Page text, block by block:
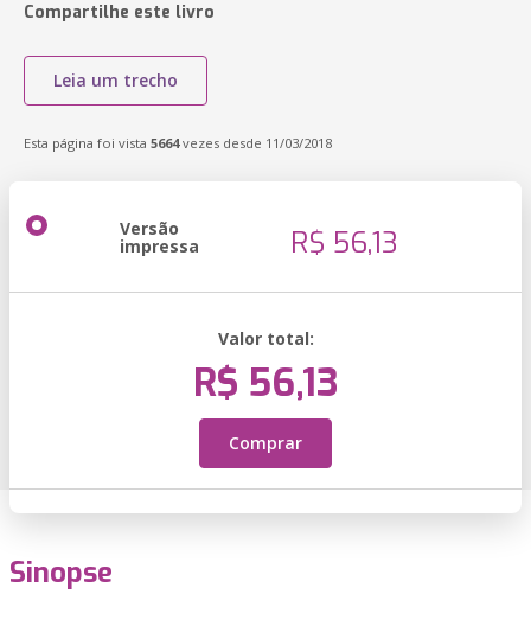
Compartilhe este livro
Leia um trecho
Esta página foi vista 5664vezes desde 11/03/2018
Versão
impressa R$ 56,13
Valor total:
R$ 56,13
Comprar
Sinopse